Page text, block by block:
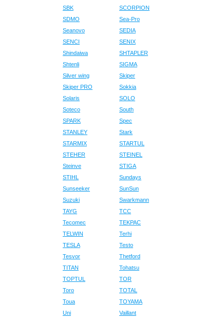
SBK
SCORPION
SDMO
Sea-Pro
Seanovo
SEDIA
SENCI
SENIX
Shindaiwa
SHTAPLER
Shtenli
SIGMA
Silver wing
Skiper
Skiper PRO
Sokkia
Solaris
SOLO
Soteco
South
SPARK
Spec
STANLEY
Stark
STARMIX
STARTUL
STEHER
STEINEL
Steinve
STIGA
STIHL
Sundays
Sunseeker
SunSun
Suzuki
Swarkmann
TAYG
TCC
Tecomec
TEKPAC
TELWIN
Terhi
TESLA
Testo
Tesvor
Thetford
TITAN
Tohatsu
TOPTUL
TOR
Toro
TOTAL
Toua
TOYAMA
Uni
Vaillant